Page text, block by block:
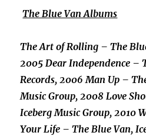
The Blue Van Albums
The Art of Rolling – The
2005 Dear Independence –
Records, 2006 Man Up –
Music Group, 2008 Love
Iceberg Music Group, 2010
Your Life – The Blue Van,